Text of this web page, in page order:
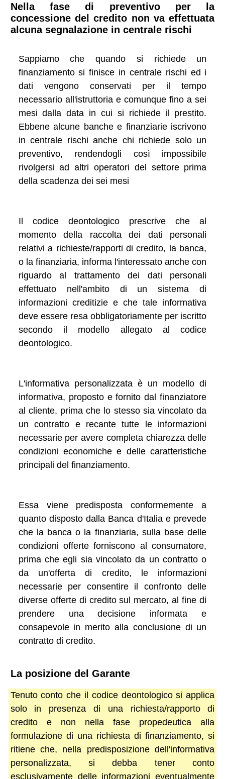
Nella fase di preventivo per la
concessione del credito non va effettuata
alcuna segnalazione in centrale rischi
Sappiamo che quando si richiede un
finanziamento si finisce in centrale rischi ed i
dati vengono conservati per il tempo
necessario all'istruttoria e comunque fino a sei
mesi dalla data in cui si richiede il prestito.
Ebbene alcune banche e finanziarie iscrivono
in centrale rischi anche chi richiede solo un
preventivo, rendendogli così impossibile
rivolgersi ad altri operatori del settore prima
della scadenza dei sei mesi
Il codice deontologico prescrive che al
momento della raccolta dei dati personali
relativi a richieste/rapporti di credito, la banca,
o la finanziaria, informa l'interessato anche con
riguardo al trattamento dei dati personali
effettuato nell'ambito di un sistema di
informazioni creditizie e che tale informativa
deve essere resa obbligatoriamente per iscritto
secondo il modello allegato al codice
deontologico.
L'informativa personalizzata è un modello di
informativa, proposto e fornito dal finanziatore
al cliente, prima che lo stesso sia vincolato da
un contratto e recante tutte le informazioni
necessarie per avere completa chiarezza delle
condizioni economiche e delle caratteristiche
principali del finanziamento.
Essa viene predisposta conformemente a
quanto disposto dalla Banca d'Italia e prevede
che la banca o la finanziaria, sulla base delle
condizioni offerte forniscono al consumatore,
prima che egli sia vincolato da un contratto o
da un'offerta di credito, le informazioni
necessarie per consentire il confronto delle
diverse offerte di credito sul mercato, al fine di
prendere una decisione informata e
consapevole in merito alla conclusione di un
contratto di credito.
La posizione del Garante
Tenuto conto che il codice deontologico si applica
solo in presenza di una richiesta/rapporto di
credito e non nella fase propedeutica alla
formulazione di una richiesta di finanziamento, si
ritiene che, nella predisposizione dell'informativa
personalizzata, si debba tener conto
esclusivamente delle informazioni eventualmente